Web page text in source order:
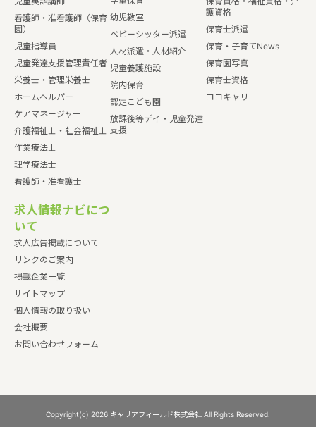
看護師・准看護師（保育
園）
児童指導員
児童発達支援管理責任者
栄養士・管理栄養士
ホームヘルパー
ケアマネージャー
介護福祉士・社会福祉士
作業療法士
理学療法士
看護師・准看護士
幼児教室
ベビーシッター派遣
人材派遣・人材紹介
児童養護施設
院内保育
認定こども園
放課後等デイ・児童発達
支援
護資格
保育士派遣
保育・子育てNews
保育園写真
保育士資格
ココキャリ
求人情報ナビにつ
いて
求人広告掲載について
リンクのご案内
掲載企業一覧
サイトマップ
個人情報の取り扱い
会社概要
お問い合わせフォーム
Copyright(c) 2026 キャリアフィールド株式会社 All Rights Reserved.